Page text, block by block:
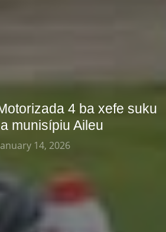
4 ba xefe suku
munisípiu Aileu
14, 2026